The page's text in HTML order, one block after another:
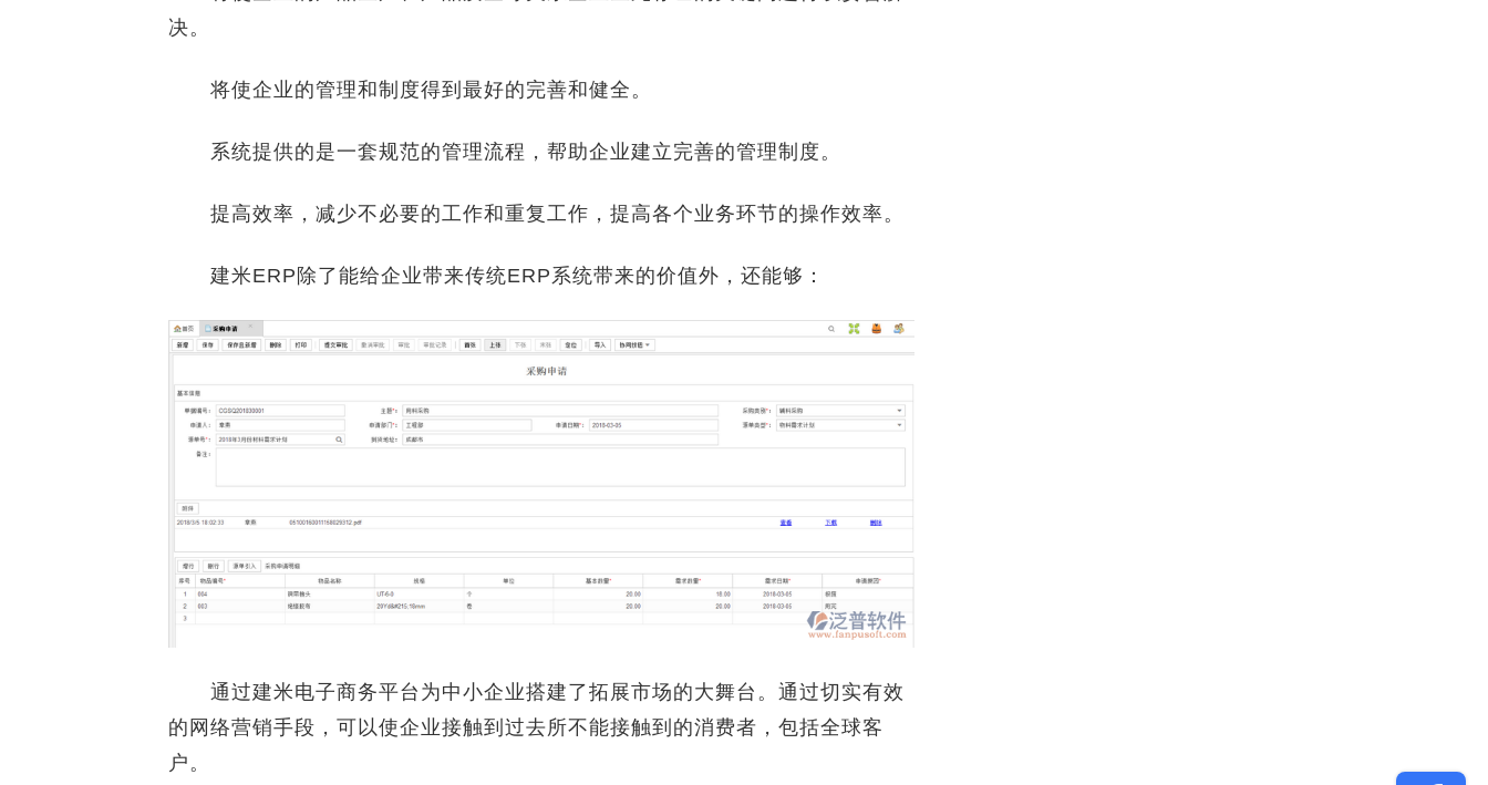
决。
将使企业的管理和制度得到最好的完善和健全。
系统提供的是一套规范的管理流程，帮助企业建立完善的管理制度。
提高效率，减少不必要的工作和重复工作，提高各个业务环节的操作效率。
建米ERP除了能给企业带来传统ERP系统带来的价值外，还能够：
通过建米电子商务平台为中小企业搭建了拓展市场的大舞台。通过切实有效
的网络营销手段，可以使企业接触到过去所不能接触到的消费者，包括全球客
户。